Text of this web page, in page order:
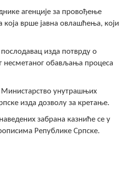
КОНТАКТ
агенције за провођење
која врше јавна овлашћења, који
изда потврду о
несметаног обављања процеса
унутрашњих
изда дозволу за кретање.
забрана казниће се у
Републике Српске.